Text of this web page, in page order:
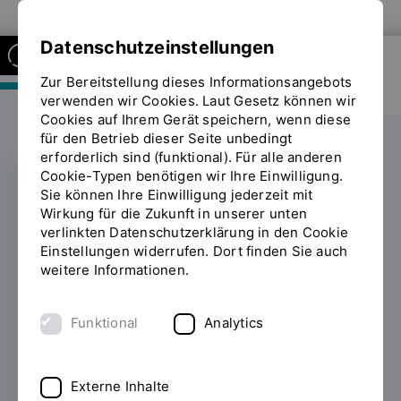
FAKULTÄT MASCHINENBAU
AUSZEICHNUNG
Preis für gute Lehre an
Prof. Dr. Markus
Goldhacker verliehen
Maschinenbau haben gewählt: Prof. Dr.
Datenschutzeinstellungen
Zur Bereitstellung dieses Informationsangebots
verwenden wir Cookies. Laut Gesetz können wir
Cookies auf Ihrem Gerät speichern, wenn diese
für den Betrieb dieser Seite unbedingt
erforderlich sind (funktional). Für alle anderen
Cookie-Typen benötigen wir Ihre Einwilligung.
Sie können Ihre Einwilligung jederzeit mit
Wirkung für die Zukunft in unserer unten
verlinkten Datenschutzerklärung in den Cookie
Einstellungen widerrufen. Dort finden Sie auch
weitere Informationen.
Funktional Analytics
Externe Inhalte